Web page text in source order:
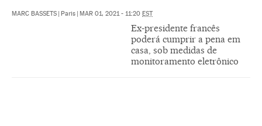
MARC BASSETS Paris MAR 01, 2021 - 11:20 EST
Ex-presidente francês
poderá cumprir a pena em
casa, sob medidas de
monitoramento eletrônico